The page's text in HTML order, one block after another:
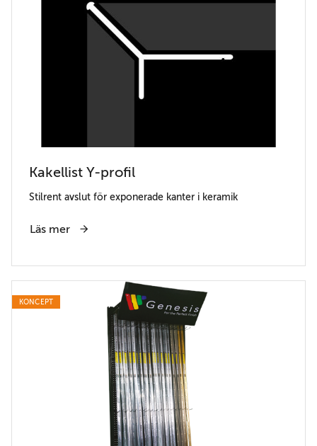
Kakellist Y-profil
Stilrent avslut för exponerade kanter i keramik
Läs mer
KONCEPT